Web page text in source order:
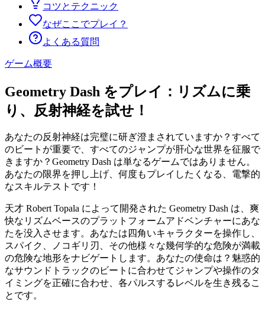
コツとテクニック
なぜここでプレイ？
よくある質問
ゲーム概要
Geometry Dash をプレイ：リズムに乗
り、反射神経を試せ！
あなたの反射神経は完璧に研ぎ澄まされていますか？すべて
のビートが重要で、すべてのジャンプが肝心な世界を征服で
きますか？Geometry Dash は単なるゲームではありません。
あなたの限界を押し上げ、何度もプレイしたくなる、電撃的
なスキルテストです！
天才 Robert Topala によって開発された Geometry Dash は、爽
快なリズムベースのプラットフォームアドベンチャーにあな
たを没入させます。あなたは四角いキャラクターを操作し、
スパイク、ノコギリ刃、その他様々な幾何学的な危険が満載
の危険な地形をナビゲートします。あなたの使命は？魅惑的
なサウンドトラックのビートに合わせてジャンプや操作のタ
イミングを正確に合わせ、各パルスするレベルを生き残るこ
とです。